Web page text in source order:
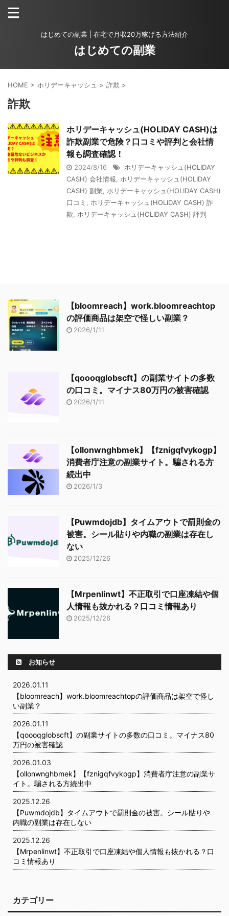
はじめての副業 | 在宅で月収20万稼げる方法紹介
はじめての副業
HOME > ホリデーキャッシュ > 詐欺 >
詐欺
ホリデーキャッシュ(HOLIDAY CASH)は
詐欺副業で危険？口コミや評判と会社情
報も調査確認！
2024/8/16
ホリデーキャッシュ(HOLIDAY
CASH) 会社情報
ホリデーキャッシュ(HOLIDAY
CASH) 副業
ホリデーキャッシュ(HOLIDAY CASH)
口コミ
ホリデーキャッシュ(HOLIDAY CASH) 詐
欺
ホリデーキャッシュ(HOLIDAY CASH) 評判
【bloomreach】work.bloomreachtop
の評価商品は架空で怪しい副業？
2026/1/11
【qoooqglobscft】の副業サイトの多数
の口コミ。マイナス80万円の被害確認
2026/1/11
【ollonwnghbmek】【fznigqfvykogp】
消費者庁注意の副業サイト。騙される方
続出中
2026/1/3
【Puwmdojdb】タイムアウトで罰則金の
被害。シール貼りや内職の副業は存在し
ない
2025/12/26
【Mrpenlinwt】不正取引で口座凍結や個
人情報も抜かれる？口コミ情報あり
2025/12/26
お知らせ
2026.01.11
【bloomreach】work.bloomreachtopの評価商品は架空で怪し
い副業？
2026.01.11
【qoooqglobscft】の副業サイトの多数の口コミ。マイナス80
万円の被害確認
2026.01.03
【ollonwnghbmek】【fznigqfvykogp】消費者庁注意の副業サ
イト。騙される方続出中
2025.12.26
【Puwmdojdb】タイムアウトで罰則金の被害。シール貼りや
内職の副業は存在しない
2025.12.26
【Mrpenlinwt】不正取引で口座凍結や個人情報も抜かれる？口
コミ情報あり
カテゴリー